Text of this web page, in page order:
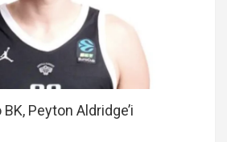
Peyton Aldridge’i